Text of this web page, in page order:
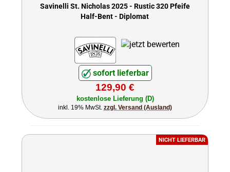
Savinelli St. Nicholas 2025 - Rustic 320 Pfeife
Half-Bent - Diplomat
sofort lieferbar
129,90 €
kostenlose Lieferung (D)
inkl. 19% MwSt. zzgl. Versand (Ausland)
NICHT LIEFERBAR